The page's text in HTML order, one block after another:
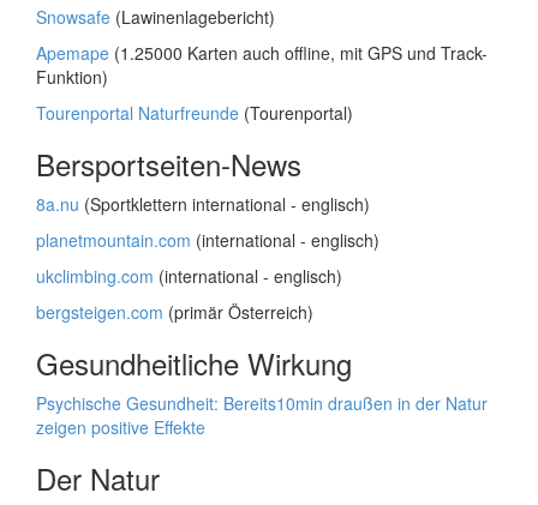
Snowsafe (Lawinenlagebericht)
Apemape (1.25000 Karten auch offline, mit GPS und Track-
Funktion)
Tourenportal Naturfreunde (Tourenportal)
Bersportseiten-News
8a.nu (Sportklettern international - englisch)
planetmountain.com (international - englisch)
ukclimbing.com (international - englisch)
bergsteigen.com (primär Österreich)
Gesundheitliche Wirkung
Psychische Gesundheit: Bereits10min draußen in der Natur
zeigen positive Effekte
Der Natur